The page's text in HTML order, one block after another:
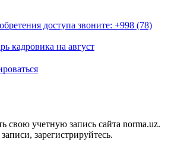
доступа звоните: +998 (78)
кадровика на август
свою учетную запись сайта norma.uz.
зарегистрируйтесь.